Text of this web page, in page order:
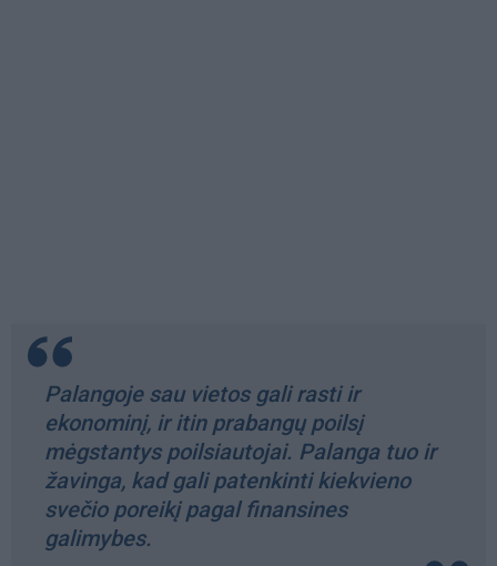
Palangoje sau vietos gali rasti ir
ekonominį, ir itin prabangų poilsį
mėgstantys poilsiautojai. Palanga tuo ir
žavinga, kad gali patenkinti kiekvieno
svečio poreikį pagal finansines
galimybes.